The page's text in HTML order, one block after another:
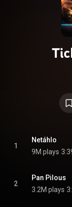
1
Netáhlo
9M plays
2
Pan Pilous
3.2M plays